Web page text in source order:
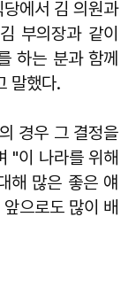
에서 김 의원과
부의장과 같이
하는 분과 함께
말했다.
경우 그 결정을
"이 나라를 위해
해 많은 좋은 얘
으로도 많이 배